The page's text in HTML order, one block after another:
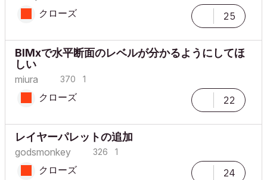
クローズ
25
BIMxで水平断面のレベルが分かるようにしてほ
しい
miura 370 1
クローズ 22
レイヤーパレットの追加
godsmonkey 326 1
クローズ 24